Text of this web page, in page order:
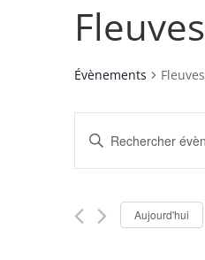
Fleuves
Évènements Fleuves
Recherche
et
navigation
vues
Évènements
Saisir
clé.
ÉvènementsAujourd'hui